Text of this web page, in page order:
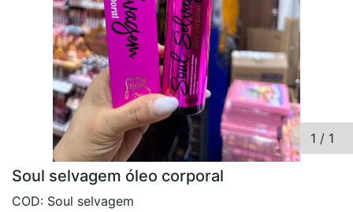
1 / 1
Soul selvagem óleo corporal
COD: Soul selvagem